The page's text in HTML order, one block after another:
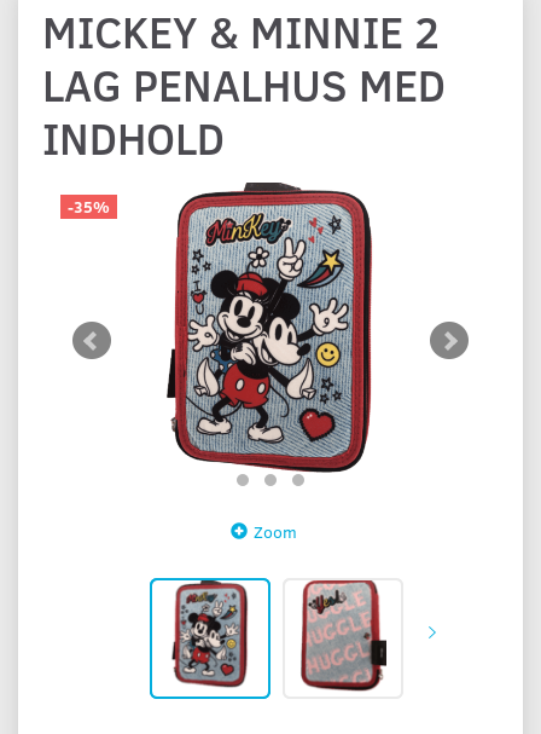
MICKEY & MINNIE 2
LAG PENALHUS MED
INDHOLD
-35%
Zoom